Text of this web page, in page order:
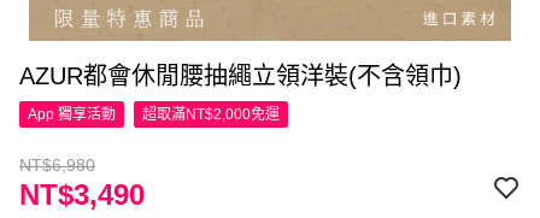
AZUR都會休閒腰抽繩立領洋裝(不含領巾)
App 獨享活動 超取滿NT$2,000免運
NT$6,980
NT$3,490